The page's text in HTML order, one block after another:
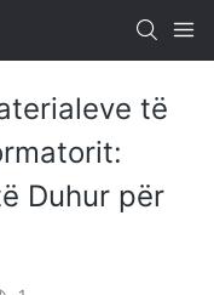
të
Duhur për